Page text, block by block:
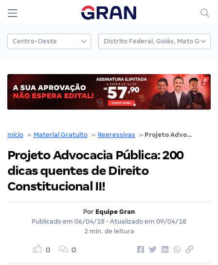
Início ›› Material Gratuito ›› Regressivas ›› Projeto Advocacia Pública: 200 dicas quentes de Direito Constitucional II!
Projeto Advocacia Pública: 200
dicas quentes de Direito
Constitucional II!
Por Equipe Gran
Publicado em 06/04/18 • Atualizado em 09/04/18
2 min. de leitura
0 0